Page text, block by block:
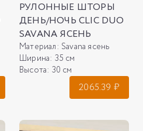
РУЛОННЫЕ ШТОРЫ
ДЕНЬ/НОЧЬ CLIC DUO
SAVANA ЯСЕНЬ
Материал: Savana ясень
Ширина: 35 см
Высота: 30 см
2065.39 ₽